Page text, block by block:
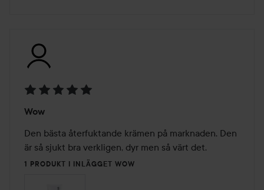
5
av
5
Wow
Den bästa återfuktande krämen på marknaden. Den
är så sjukt bra verkligen, dyr men så värt det.
1 PRODUKT I INLÄGGET WOW